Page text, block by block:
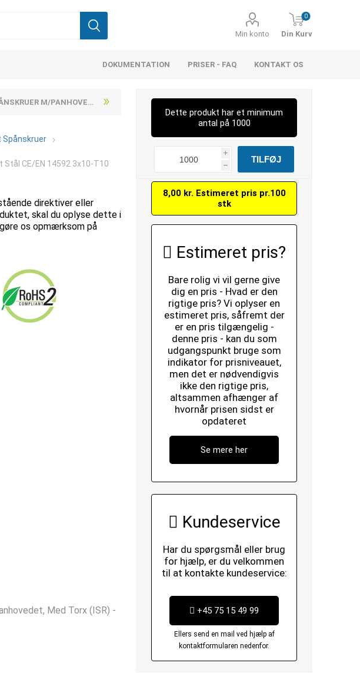
Min konto
0
Din Kurv
DOKUMENTATION PRISER - FAQ KONTAKT OS
M/PANHOVEDET TORX ELFORZINKET STÅL CE/EN 14592 3X12-T10 (1000 STK)
Spånskruer
CE/EN 14592 3x10-T10
direktiver eller
skal du oplyse dette i
os opmærksom på
Med Torx (ISR) -
Dette produkt har et minimum
antal på 1000
i
h
8,00 kr. Estimeret pris pr.100
stk
Estimeret pris?
Bare rolig vi vil gerne give
dig en pris - Hvad er den
rigtige pris? Vi oplyser en
estimeret pris, såfremt der
er en pris tilgængelig -
denne pris - kan du som
udgangspunkt bruge som
indikator for prisniveauet,
men det er nødvendigvis
ikke den rigtige pris,
altsammen afhænger af
hvornår prisen sidst er
opdateret
Se mere her
Kundeservice
Har du spørgsmål eller brug
for hjælp, er du velkommen
til at kontakte kundeservice:
+45 75 15 49 99
Ellers send en mail ved hjælp af
kontaktformularen nedenfor.